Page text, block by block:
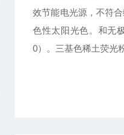
效节能电光源，不符
色性太阳光色。和无
0）。三基色稀土荧光